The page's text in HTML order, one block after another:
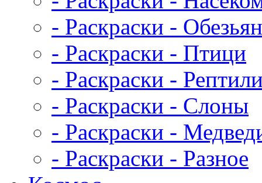
- Раскраски -
- Раскраски - Птици
- Раскраски -
- Раскраски - Слоны
- Раскраски -
- Раскраски - Разное